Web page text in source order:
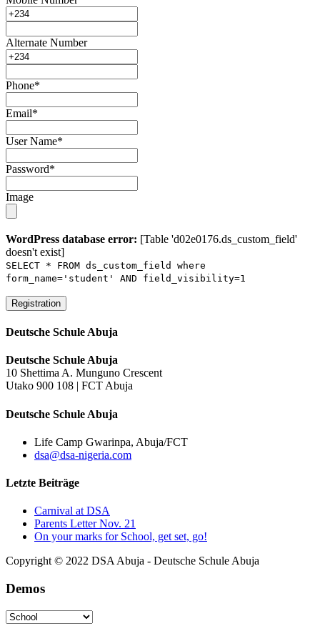
Alternate Number
Phone*
Email*
User Name*
Password*
Image
WordPress database error: [Table 'd02e0176.ds_custom_field'
doesn't exist]
SELECT * FROM ds_custom_field where
form_name='student' AND field_visibility=1
Deutsche Schule Abuja
Deutsche Schule Abuja
10 Shettima A. Munguno Crescent
Utako 900 108 | FCT Abuja
Deutsche Schule Abuja
Life Camp Gwarinpa, Abuja/FCT
dsa@dsa-nigeria.com
Letzte Beiträge
Carnival at DSA
Parents Letter Nov. 21
On your marks for School, get set, go!
Copyright © 2022 DSA Abuja - Deutsche Schule Abuja
Demos